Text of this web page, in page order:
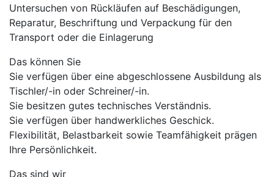
Untersuchen von Rückläufen auf Beschädigungen,
Reparatur, Beschriftung und Verpackung für den
Transport oder die Einlagerung
Das können Sie
Sie verfügen über eine abgeschlossene Ausbildung als
Tischler/-in oder Schreiner/-in.
Sie besitzen gutes technisches Verständnis.
Sie verfügen über handwerkliches Geschick.
Flexibilität, Belastbarkeit sowie Teamfähigkeit prägen
Ihre Persönlichkeit.
Das sind wir